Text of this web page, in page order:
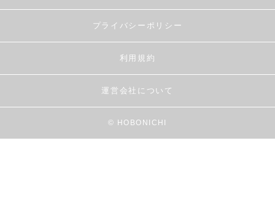
プライバシーポリシー
利用規約
運営会社について
© HOBONICHI